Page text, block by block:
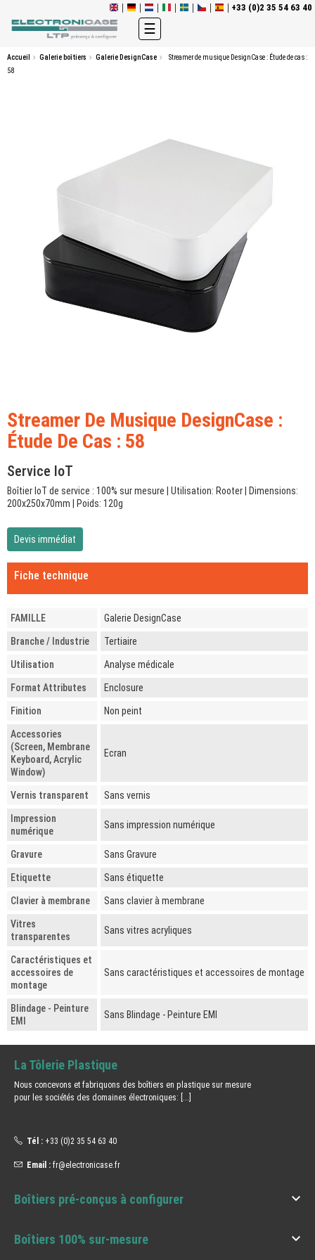
+33 (0)2 35 54 63 40
Basculer
la
navigation
☰
Accueil Galerie boîtiers Galerie DesignCase
Streamer de musique DesignCase : Étude de cas :
58
Streamer De Musique DesignCase :
Étude De Cas : 58
Service IoT
Boîtier IoT de service : 100% sur mesure | Utilisation: Rooter | Dimensions:
200x250x70mm | Poids: 120g
Devis immédiat
Fiche technique
FAMILLE Galerie DesignCase
Branche / Industrie Tertiaire
Utilisation Analyse médicale
Format Attributes Enclosure
Finition Non peint
Accessories
(Screen, Membrane
Keyboard, Acrylic
Window)
Ecran
Vernis transparent Sans vernis
Impression
numérique
Sans impression numérique
Gravure Sans Gravure
Etiquette Sans étiquette
Clavier à membrane Sans clavier à membrane
Vitres
transparentes
Sans vitres acryliques
Caractéristiques et
accessoires de
montage
Sans caractéristiques et accessoires de montage
Blindage - Peinture
EMI
Sans Blindage - Peinture EMI
La Tôlerie Plastique
Nous concevons et fabriquons des boîtiers en plastique sur mesure
pour les sociétés des domaines électroniques: [...]
Tél : +33 (0)2 35 54 63 40
Email : fr@electronicase.fr
Boîtiers pré-conçus à configurer 
Boîtiers 100% sur-mesure 